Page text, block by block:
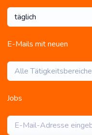
täglich
E-Mails mit neuen
Alle Tätigkeitsbereiche
Jobs